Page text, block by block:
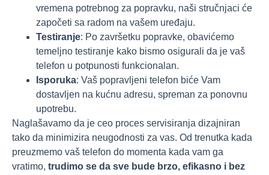
vremena potrebnog za popravku, naši stručnjaci će
započeti sa radom na vašem uređaju.
Testiranje: Po završetku popravke, obavićemo
temeljno testiranje kako bismo osigurali da je vaš
telefon u potpunosti funkcionalan.
Isporuka: Vaš popravljeni telefon biće Vam
dostavljen na kućnu adresu, spreman za ponovnu
upotrebu.
Naglašavamo da je ceo proces servisiranja dizajniran
tako da minimizira neugodnosti za vas. Od trenutka kada
preuzmemo vaš telefon do momenta kada vam ga
vratimo, trudimo se da sve bude brzo, efikasno i bez